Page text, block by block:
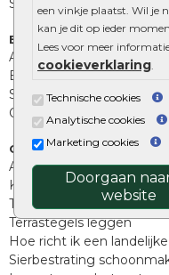
een vinkje plaatst. Wil je
kan je dit op ieder
Lees voor meer
cookieverklaring
Technische cookies
Analytische cookies
Marketing cookies
Doorgaan
website
Stapelblokken
Extra benodigdheden
Afwatering en diversen
Beplantings en
Split, grind en zand
Oprit tegels
Overig
Aanbiedingen
Kunstgras
Tuintegels outlet
Terrastegels leggen
Hoe richt ik een
Sierbestrating